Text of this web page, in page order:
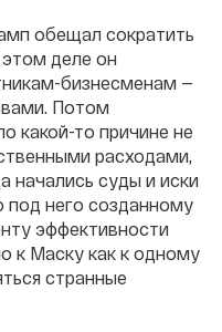
обещал сократить
деле он
бизнесменам —
Потом
какой-то причине не
расходами,
начались суды и иски
него созданному
эффективности
к Маску как к одному
странные